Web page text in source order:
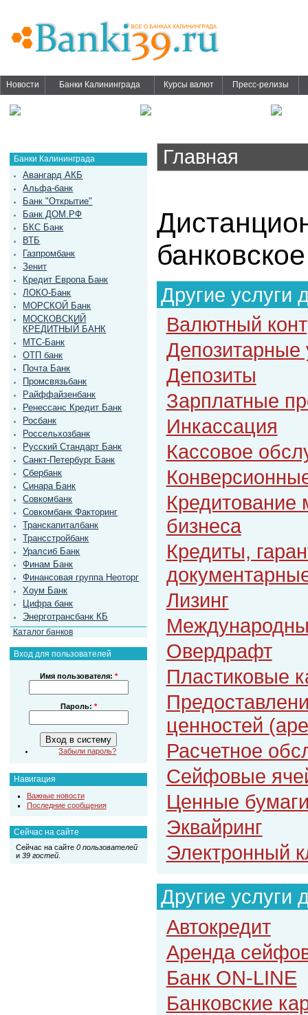
Новости Банки Калининграда Курсы валют Пресс-релизы
Банки Калининграда
Авангард АКБ
Альфа-банк
Банк "Открытие"
Банк ДОМ.РФ
БКС Банк
ВТБ
Газпромбанк
Зенит
Кредит Европа Банк
ЛОКО-Банк
МОРСКОЙ Банк
МОСКОВСКИЙ
КРЕДИТНЫЙ БАНК
МТС-Банк
ОТП банк
Почта Банк
Промсвязьбанк
Райффайзенбанк
Ренессанс Кредит Банк
Росбанк
Россельхозбанк
Русский Стандарт Банк
Санкт-Петербург Банк
Сбербанк
Синара Банк
Совкомбанк
Совкомбанк Факторинг
Транскапиталбанк
Трансстройбанк
Уралсиб Банк
Финам Банк
Финансовая группа Неоторг
Хоум Банк
Цифра банк
Энерготрансбанк КБ
Каталог банков
Вход для пользователей
Имя пользователя: *
Пароль: *
Забыли пароль?
Навигация
Важные новости
Последние сообщения
Сейчас на сайте
Сейчас на сайте 0 пользователей
и 39 гостей.
Главная
Другие услуги
Валютный
Депозитарные
Депозиты
Зарплатные
Инкассация
Кассовое
Кредитование
бизнеса
Кредиты,
Лизинг
Овердрафт
Пластиковые
ценностей
Расчетное
Сейфовые
Ценные
Эквайринг
Электронный
Другие услуги
Автокредит
Аренда
Банк ON-LINE
Банковские